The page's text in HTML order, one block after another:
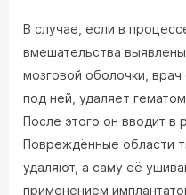
В случае, если в
вмешательства
мозговой оболочки,
под ней, удаляет
После этого он вводит в
Повреждённые области
удаляют, а саму её
применением